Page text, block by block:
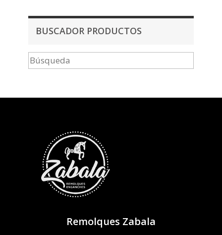
BUSCADOR PRODUCTOS
Remolques Zabala